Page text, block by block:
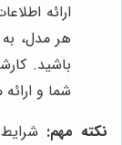
ارائه
هر مدل،
باشید.
شما و
نکته مهم: